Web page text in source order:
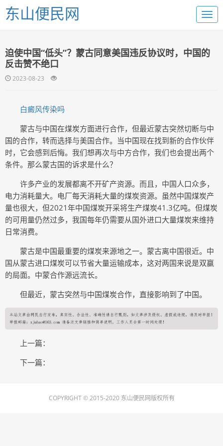
东山便民网
迫使中国“低头”？蒙古同意美国违反协议时，中国的
反击赞不绝口
2023-08-23
白癜风传染吗
蒙古与中国在煤炭方面进行合作，但最近蒙古突然切断与中
国的合作，转而选择与美国合作。当中国现在找到新的合作伙伴
时，它会感到后悔。我们想再次与中方合作，我们也会提出两个
条件。那么蒙古国的诉求是什么？
许多产业的发展都离不开矿产资源。而且，中国人口众多，
电力消耗量大。电厂每天消耗大量的煤炭资源。虽然中国煤炭产
量也很大，但2021年中国煤炭开采将生产煤炭41.3亿吨。但煤炭
的可用量仍然过多，我国每年仍需要从国外进口大量煤炭来维持
日常消费。
蒙古是中国最重要的煤炭来源地之一。蒙古离中国很近。中
国从蒙古进口煤炭可以节省大量运输成本，这对两国来说是双赢
的局面。中蒙合作源远流长。
但最近，蒙古突然与中国煤炭合作，直接影响到了中国。
上一篇：
下一篇：
COPYRIGHT © 2015-2020 东山便民网版权所有